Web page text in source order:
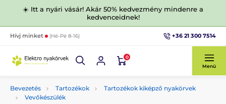
☀️ Itt a nyári vásár! Akár 50% kedvezmény mindenre a
kedvenceidnek!
Hívj minket (Hé-Pé 8-16) +36 21 300 7514
0
Menü
Bevezetés Tartozékok
Tartozékok kiképző nyakörvek
Vevőkészülék